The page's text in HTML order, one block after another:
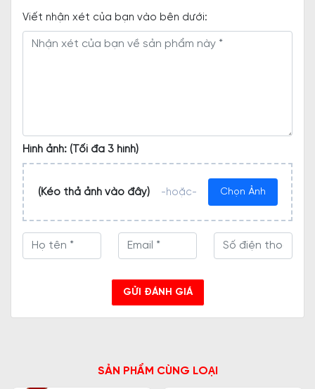
Viết nhận xét của bạn vào bên dưới:
Hình ảnh: (Tối đa 3 hình)
(Kéo thả ảnh vào đây) -hoặc- Chọn Ảnh
GỬI ĐÁNH GIÁ
SẢN PHẨM CÙNG LOẠI